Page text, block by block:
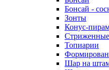
Бонсай -
Зонты
Конус-
Стриженные
Топиарии
Шар на